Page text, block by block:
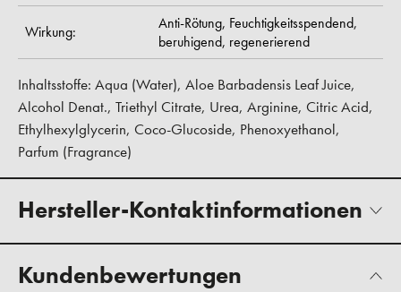
Wirkung: Anti-Rötung, Feuchtigkeitsspendend,
beruhigend, regenerierend
Inhaltsstoffe: Aqua (Water), Aloe Barbadensis Leaf Juice,
Alcohol Denat., Triethyl Citrate, Urea, Arginine, Citric Acid,
Ethylhexylglycerin, Coco-Glucoside, Phenoxyethanol,
Parfum (Fragrance)
Hersteller-Kontaktinformationen
Kundenbewertungen